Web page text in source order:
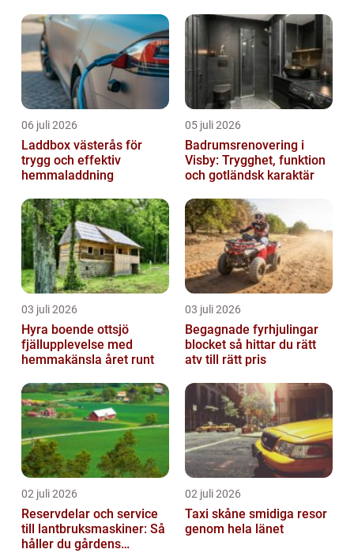
06 juli 2026
Laddbox västerås för
trygg och effektiv
hemmaladdning
05 juli 2026
Badrumsrenovering i
Visby: Trygghet, funktion
och gotländsk karaktär
03 juli 2026
Hyra boende ottsjö
fjällupplevelse med
hemmakänsla året runt
03 juli 2026
Begagnade fyrhjulingar
blocket så hittar du rätt
atv till rätt pris
02 juli 2026
Reservdelar och service
till lantbruksmaskiner: Så
håller du gårdens
02 juli 2026
Taxi skåne smidiga resor
genom hela länet